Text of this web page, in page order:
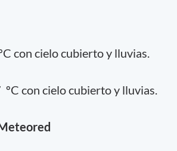
con cielo cubierto y lluvias.
con cielo cubierto y lluvias.